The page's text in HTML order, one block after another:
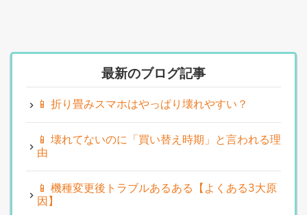
最新のブログ記事
📱 折り畳みスマホはやっぱり壊れやすい？
📱 壊れてないのに「買い替え時期」と言われる理
由
📱 機種変更後トラブルあるある【よくある3大原
因】